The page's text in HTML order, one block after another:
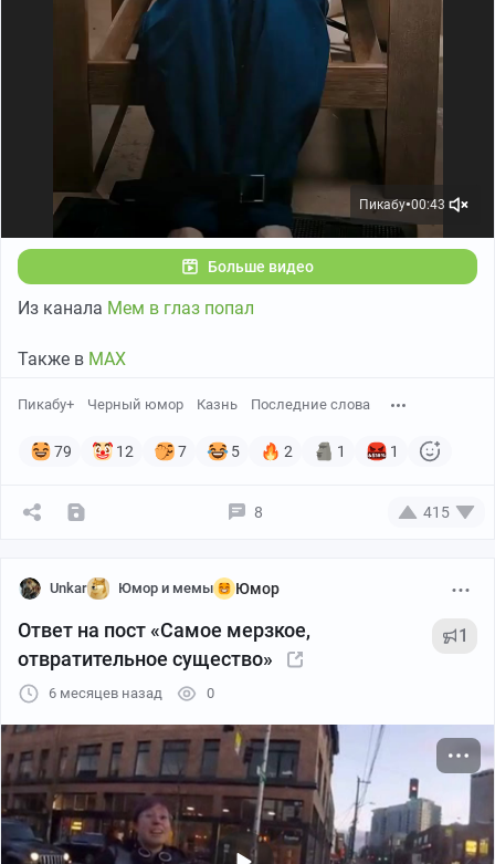
Пикабу●00:43
Больше видео
Из канала Мем в глаз попал
Также в МАХ
Пикабу+ Черный юмор Казнь Последние слова
79 12 7 5 2 1 1
8 415
Unkar Юмор и мемы Юмор
Ответ на пост «Самое мерзкое,
отвратительное существо»
1
6 месяцев назад 0